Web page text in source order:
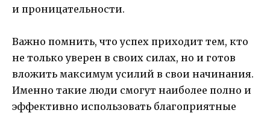
и проницательности.
Важно помнить, что успех приходит тем, кто
не только уверен в своих силах, но и готов
вложить максимум усилий в свои начинания.
Именно такие люди смогут наиболее полно и
эффективно использовать благоприятные